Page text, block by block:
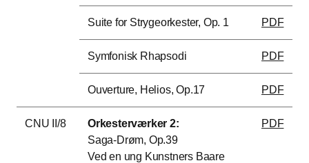
Suite for Strygeorkester, Op. 1 PDF
Symfonisk Rhapsodi PDF
Ouverture, Helios, Op.17 PDF
CNU II/8
Orkesterværker 2:
Saga-Drøm, Op.39
Ved en ung Kunstners Baare
PDF